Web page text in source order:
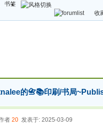
书签
收
的📇📚印刷/书局
者 20 发表于: 2025-03-09